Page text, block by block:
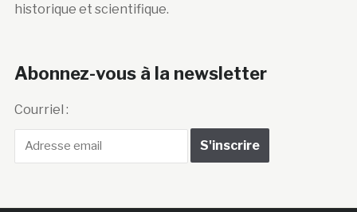
historique et scientifique.
Abonnez-vous à la newsletter
Courriel :